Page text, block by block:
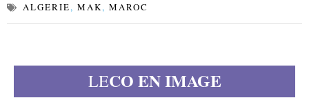
ALGERIE, MAK, MAROC
LECO EN IMAGE